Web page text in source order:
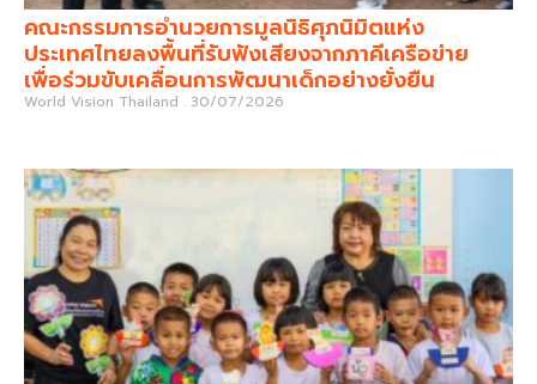
คณะกรรมการอำนวยการมูลนิธิศุภนิมิตแห่ง
ประเทศไทยลงพื้นที่รับฟังเสียงจากภาคีเครือข่าย
เพื่อร่วมขับเคลื่อนการพัฒนาเด็กอย่างยั่งยืน
World Vision Thailand 30/07/2026